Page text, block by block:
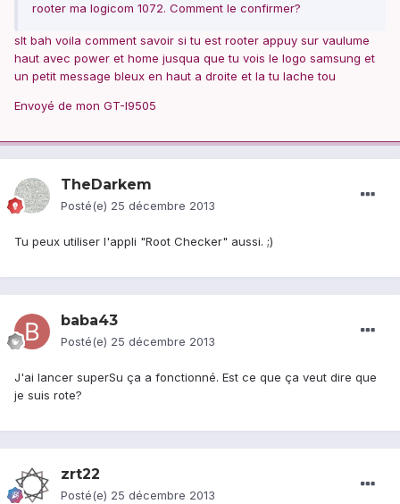
rooter ma logicom 1072. Comment le confirmer?
slt bah voila comment savoir si tu est rooter appuy sur vaulume
haut avec power et home jusqua que tu vois le logo samsung et
un petit message bleux en haut a droite et la tu lache tou
Envoyé de mon GT-I9505
TheDarkem
Posté(e) 25 décembre 2013
Tu peux utiliser l'appli "Root Checker" aussi. ;)
baba43
Posté(e) 25 décembre 2013
J'ai lancer superSu ça a fonctionné. Est ce que ça veut dire que
je suis rote?
zrt22
Posté(e) 25 décembre 2013